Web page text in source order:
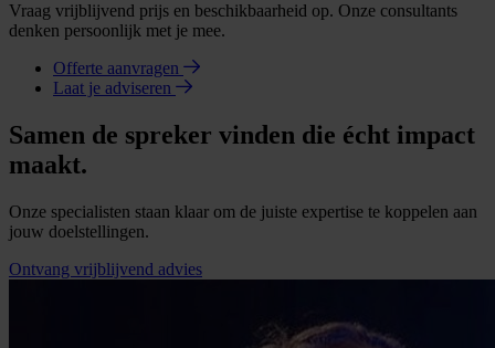
Vraag vrijblijvend prijs en beschikbaarheid op. Onze consultants
denken persoonlijk met je mee.
Offerte aanvragen
Laat je adviseren
Samen de spreker vinden die écht impact
maakt.
Onze specialisten staan klaar om de juiste expertise te koppelen aan
jouw doelstellingen.
Ontvang vrijblijvend advies